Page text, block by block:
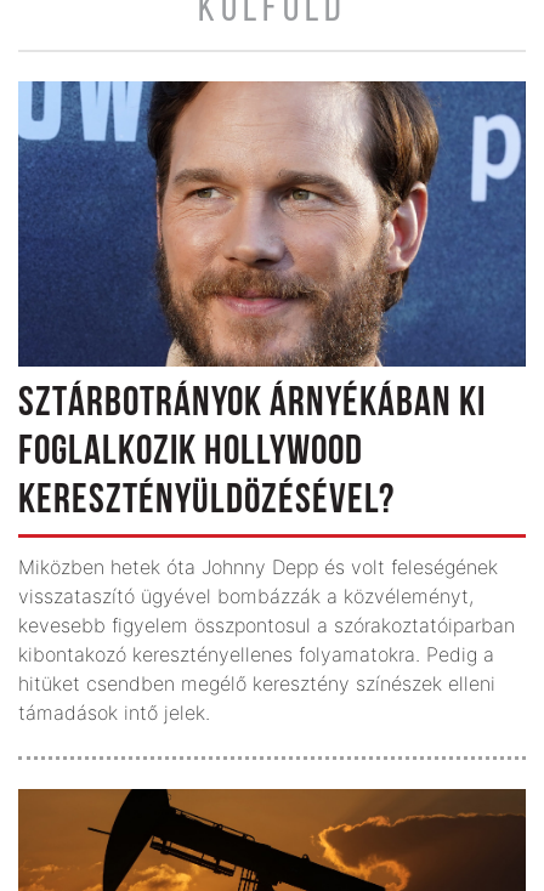
KÜLFÖLD
SZTÁRBOTRÁNYOK ÁRNYÉKÁBAN KI
FOGLALKOZIK HOLLYWOOD
KERESZTÉNYÜLDÖZÉSÉVEL?
Miközben hetek óta Johnny Depp és volt feleségének
visszataszító ügyével bombázzák a közvéleményt,
kevesebb figyelem összpontosul a szórakoztatóiparban
kibontakozó keresztényellenes folyamatokra. Pedig a
hitüket csendben megélő keresztény színészek elleni
támadások intő jelek.